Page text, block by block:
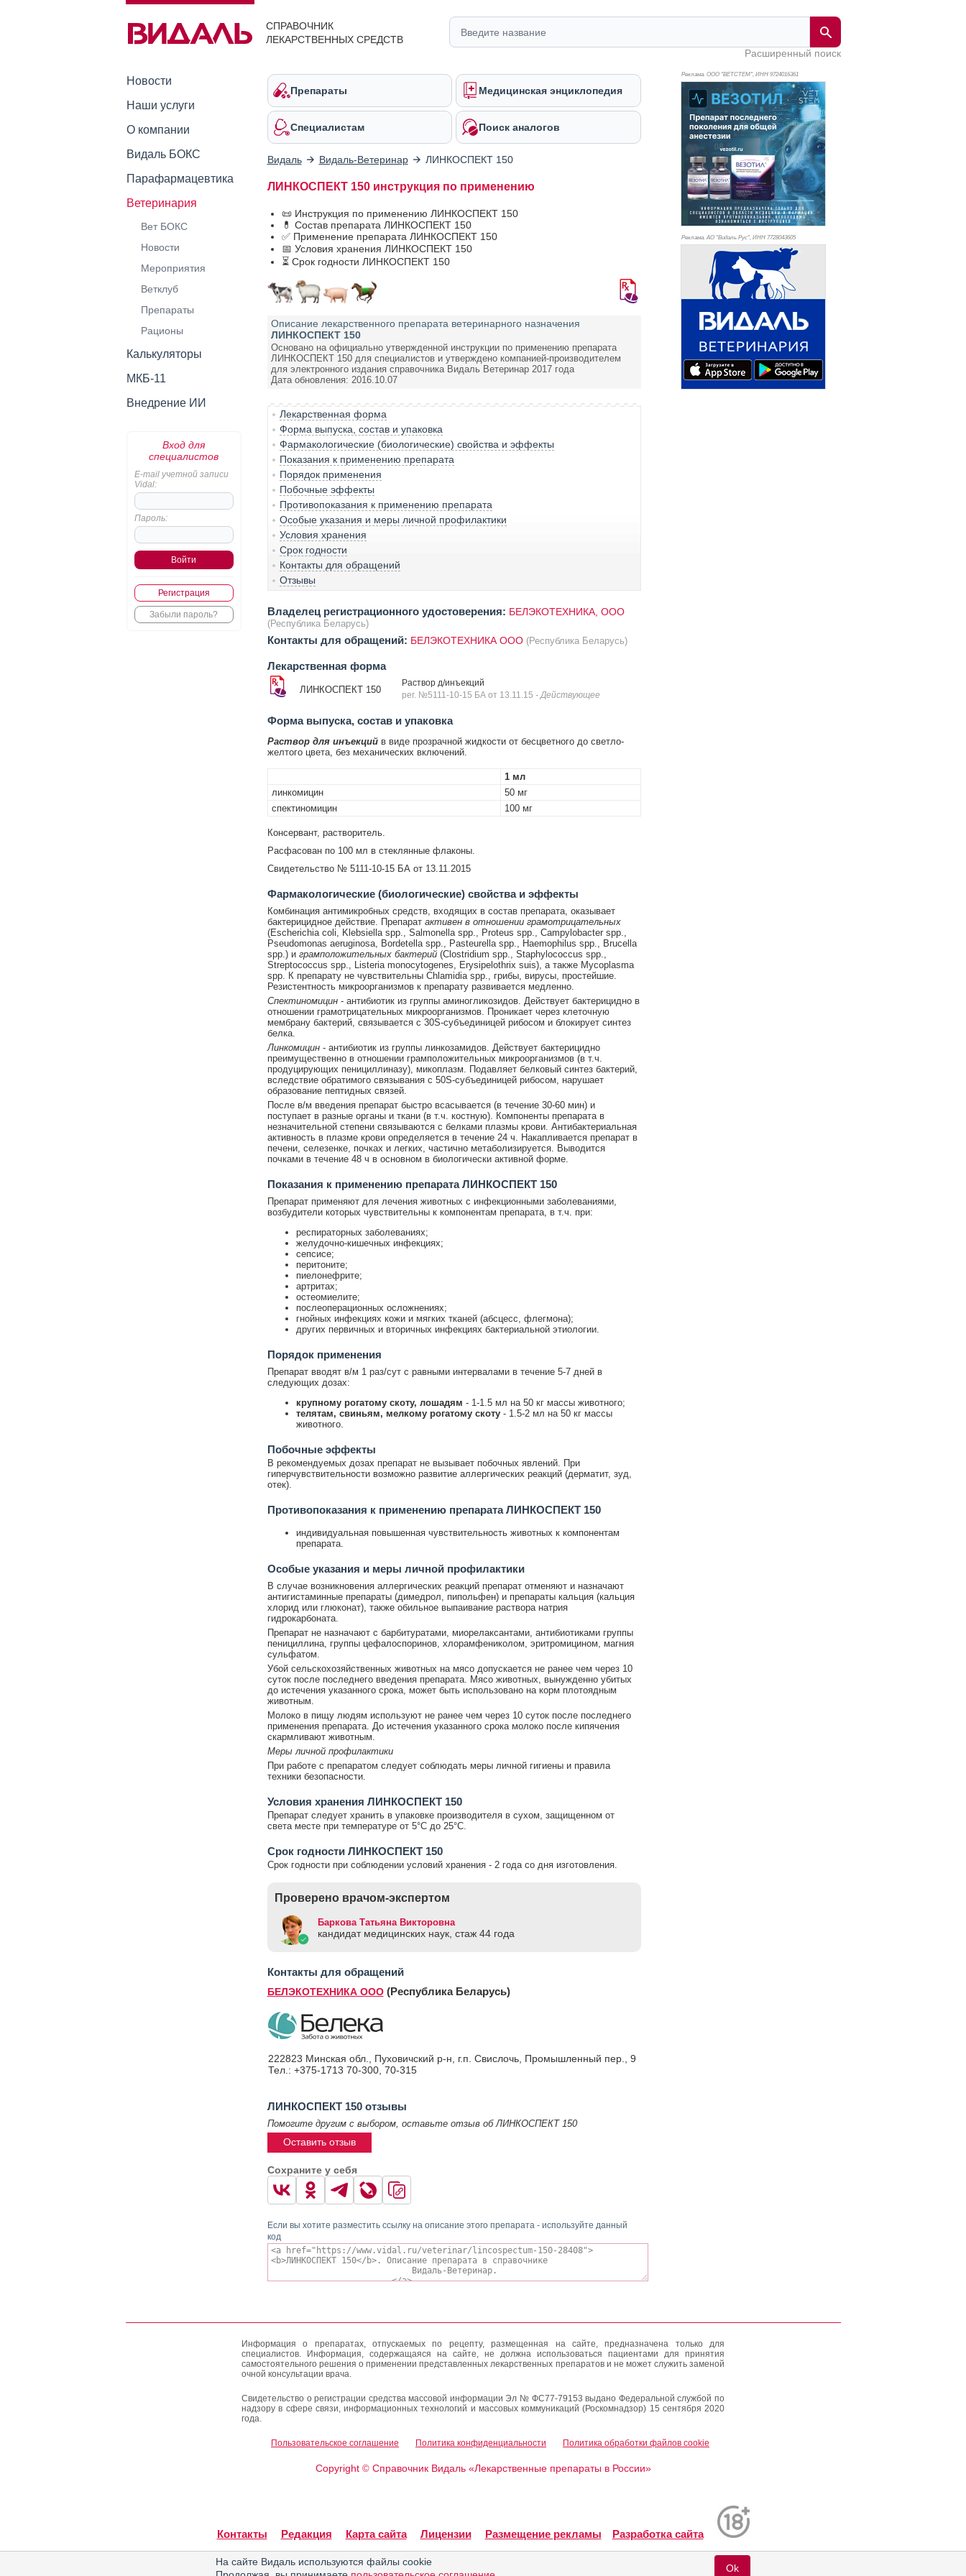
СПРАВОЧНИК
ЛЕКАРСТВЕННЫХ СРЕДСТВ
Расширенный поиск
Новости
Наши услуги
О компании
Видаль БОКС
Парафармацевтика
Ветеринария
Вет БОКС
Новости
Мероприятия
Ветклуб
Препараты
Рационы
Калькуляторы
МКБ-11
Внедрение ИИ
Вход для
специалистов
E-mail учетной записи
Vidal:
Пароль:
Регистрация
Забыли пароль?
Препараты Медицинская энциклопедия
Специалистам Поиск аналогов
Видаль Видаль-Ветеринар ЛИНКОСПЕКТ 150
ЛИНКОСПЕКТ 150 инструкция по применению
📜 Инструкция по применению ЛИНКОСПЕКТ 150
💊 Состав препарата ЛИНКОСПЕКТ 150
✅ Применение препарата ЛИНКОСПЕКТ 150
📅 Условия хранения ЛИНКОСПЕКТ 150
⏳ Срок годности ЛИНКОСПЕКТ 150
Описание лекарственного препарата ветеринарного назначения
ЛИНКОСПЕКТ 150
Основано на официально утвержденной инструкции по применению препарата
ЛИНКОСПЕКТ 150 для специалистов и утверждено компанией-производителем
для электронного издания справочника Видаль Ветеринар 2017 года
Дата обновления: 2016.10.07
Лекарственная форма
Форма выпуска, состав и упаковка
Фармакологические (биологические) свойства и эффекты
Показания к применению препарата
Порядок применения
Побочные эффекты
Противопоказания к применению препарата
Особые указания и меры личной профилактики
Условия хранения
Срок годности
Контакты для обращений
Отзывы
Владелец регистрационного удостоверения: БЕЛЭКОТЕХНИКА, ООО
(Республика Беларусь)
Контакты для обращений: БЕЛЭКОТЕХНИКА ООО (Республика Беларусь)
Лекарственная форма
ЛИНКОСПЕКТ 150
Раствор д/инъекций
рег. №5111-10-15 БА от 13.11.15 - Действующее
Форма выпуска, состав и упаковка
Раствор для инъекцийв виде прозрачной жидкости от бесцветного до светло-
желтого цвета, без механических включений.
1 мл
линкомицин
50 мг
спектиномицин
100 мг
Консервант, растворитель.
Расфасован по 100 мл в стеклянные флаконы.
Свидетельство № 5111-10-15 БА от 13.11.2015
Фармакологические (биологические) свойства и эффекты
Комбинация антимикробных средств, входящих в состав препарата, оказывает
бактерицидное действие. Препарат активен в отношении грамотрицательных
(Escherichia coli, Klebsiella spp., Salmonella spp., Proteus spp., Campylobacter spp.,
Pseudomonas aeruginosa, Bordetella spp., Pasteurella spp., Haemophilus spp., Brucella
spp.) и грамположительных бактерий(Clostridium spp., Staphylococcus spp.,
Streptococcus spp., Listeria monocytogenes, Erysipelothrix suis), а также Mycoplasma
spp. К препарату не чувствительны Chlamidia spp., грибы, вирусы, простейшие.
Резистентность микроорганизмов к препарату развивается медленно.
Спектиномицин- антибиотик из группы аминогликозидов. Действует бактерицидно в
отношении грамотрицательных микроорганизмов. Проникает через клеточную
мембрану бактерий, связывается с 30S-субъединицей рибосом и блокирует синтез
белка.
Линкомицин- антибиотик из группы линкозамидов. Действует бактерицидно
преимущественно в отношении грамположительных микроорганизмов (в т.ч.
продуцирующих пенициллиназу), микоплазм. Подавляет белковый синтез бактерий,
вследствие обратимого связывания с 50S-субъединицей рибосом, нарушает
образование пептидных связей.
После в/м введения препарат быстро всасывается (в течение 30-60 мин) и
поступает в разные органы и ткани (в т.ч. костную). Компоненты препарата в
незначительной степени связываются с белками плазмы крови. Антибактериальная
активность в плазме крови определяется в течение 24 ч. Накапливается препарат в
печени, селезенке, почках и легких, частично метаболизируется. Выводится
почками в течение 48 ч в основном в биологически активной форме.
Показания к применению препарата ЛИНКОСПЕКТ 150
Препарат применяют для лечения животных с инфекционными заболеваниями,
возбудители которых чувствительны к компонентам препарата, в т.ч. при:
респираторных заболеваниях;
желудочно-кишечных инфекциях;
сепсисе;
перитоните;
пиелонефрите;
артритах;
остеомиелите;
послеоперационных осложнениях;
гнойных инфекциях кожи и мягких тканей (абсцесс, флегмона);
других первичных и вторичных инфекциях бактериальной этиологии.
Порядок применения
Препарат вводят в/м 1 раз/сут с равными интервалами в течение 5-7 дней в
следующих дозах:
крупному рогатому скоту, лошадям - 1-1.5 мл на 50 кг массы животного;
телятам, свиньям, мелкому рогатому скоту- 1.5-2 мл на 50 кг массы
животного.
Побочные эффекты
В рекомендуемых дозах препарат не вызывает побочных явлений. При
гиперчувствительности возможно развитие аллергических реакций (дерматит, зуд,
отек).
Противопоказания к применению препарата ЛИНКОСПЕКТ 150
индивидуальная повышенная чувствительность животных к компонентам
препарата.
Особые указания и меры личной профилактики
В случае возникновения аллергических реакций препарат отменяют и назначают
антигистаминные препараты (димедрол, пипольфен) и препараты кальция (кальция
хлорид или глюконат), также обильное выпаивание раствора натрия
гидрокарбоната.
Препарат не назначают с барбитуратами, миорелаксантами, антибиотиками группы
пенициллина, группы цефалоспоринов, хлорамфениколом, эритромицином, магния
сульфатом.
Убой сельскохозяйственных животных на мясо допускается не ранее чем через 10
суток после последнего введения препарата. Мясо животных, вынужденно убитых
до истечения указанного срока, может быть использовано на корм плотоядным
животным.
Молоко в пищу людям используют не ранее чем через 10 суток после последнего
применения препарата. До истечения указанного срока молоко после кипячения
скармливают животным.
Меры личной профилактики
При работе с препаратом следует соблюдать меры личной гигиены и правила
техники безопасности.
Условия хранения ЛИНКОСПЕКТ 150
Препарат следует хранить в упаковке производителя в сухом, защищенном от
света месте при температуре от 5°С до 25°С.
Срок годности ЛИНКОСПЕКТ 150
Срок годности при соблюдении условий хранения - 2 года со дня изготовления.
Проверено врачом-экспертом
Баркова Татьяна Викторовна
кандидат медицинских наук, стаж 44 годa
Контакты для обращений
БЕЛЭКОТЕХНИКА ООО (Республика Беларусь)
222823 Минская обл., Пуховичский р-н, г.п. Свислочь, Промышленный пер., 9
Тел.: +375-1713 ­70-300,­ 70-315
ЛИНКОСПЕКТ 150 отзывы
Помогите другим с выбором, оставьте отзыв об ЛИНКОСПЕКТ 150
Оставить отзыв
Сохраните у себя
Если вы хотите разместить ссылку на описание этого препарата - используйте данный
код
Реклама. ООО "ВЕТСТЕМ", ИНН 9724016361
Реклама. АО "Видаль Рус", ИНН 7728043605
Информация о препаратах, отпускаемых по рецепту, размещенная на сайте, предназначена только для
специалистов. Информация, содержащаяся на сайте, не должна использоваться пациентами для принятия
самостоятельного решения о применении представленных лекарственных препаратов и не может служить заменой
очной консультации врача.
Свидетельство о регистрации средства массовой информации Эл № ФС77-79153 выдано Федеральной службой по
надзору в сфере связи, информационных технологий и массовых коммуникаций (Роскомнадзор) 15 сентября 2020
года.
Пользовательское соглашение Политика конфиденциальности Политика обработки файлов cookie
Copyright ©Справочник Видаль «Лекарственные препараты в России»
Контакты Редакция Карта сайта Лицензии Размещение рекламы Разработка сайта
На сайте Видаль используются файлы cookie
Ok